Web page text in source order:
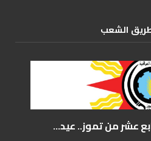
الشعب
عشر من تموز.. عيد...